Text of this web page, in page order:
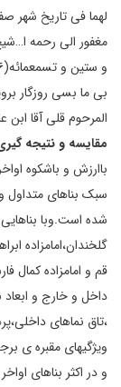
مغفور الی رحمه
بی ما بسی روزگار
المرحوم قلی آقا ابن
مقایسه و نتیجه
سبک بناهای متداول
شده است.وبا بناهایی
گلخندان،امامزاده
قم و امامزاده
داخل و خارج و
،تاق نماهای
ویژگیهای مقبره ی